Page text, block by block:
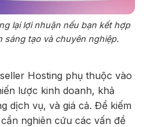
lại lợi nhuận nếu bạn kết hợp
sáng tạo và chuyên nghiệp.
Hosting phụ thuộc vào
lược kinh doanh, khả
dịch vụ, và giá cả. Để kiếm
nghiên cứu các vấn đề